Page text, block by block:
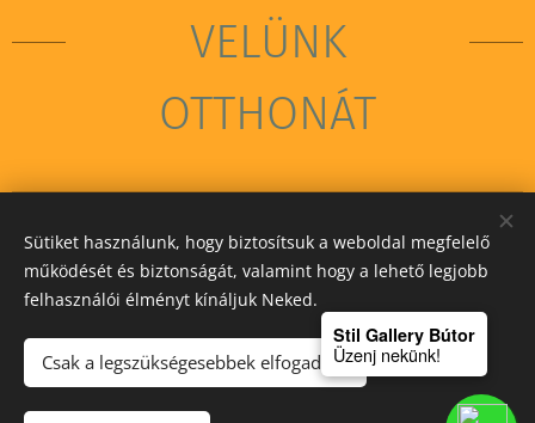
VELÜNK
OTTHONÁT
STIL GALLERY KFT
Sütiket használunk, hogy biztosítsuk a weboldal megfelelő
működését és biztonságát, valamint hogy a lehető legjobb
felhasználói élményt kínáljuk Neked.
Csak a legszükségesebbek elfogadása
Stil Gallery Bútor
Üzenj nekünk!